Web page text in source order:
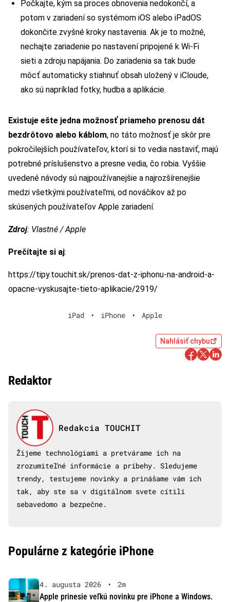
Počkajte, kým sa proces obnovenia nedokončí, a
potom v zariadení so systémom iOS alebo iPadOS
dokončite zvyšné kroky nastavenia. Ak je to možné,
nechajte zariadenie po nastavení pripojené k Wi-Fi
sieti a zdroju napájania. Do zariadenia sa tak bude
môcť automaticky stiahnuť obsah uložený v iCloude,
ako sú napríklad fotky, hudba a aplikácie.
Existuje ešte jedna možnosť priameho prenosu dát
bezdrôtovo alebo káblom, no táto možnosť je skôr pre
pokročilejších používateľov, ktorí si to vedia nastaviť, majú
potrebné príslušenstvo a presne vedia, čo robia. Vyššie
uvedené návody sú najpoužívanejšie a najrozšírenejšie
medzi všetkými používateľmi, od nováčikov až po
skúsených používateľov Apple zariadení.
Zdroj: Vlastné / Apple
Prečítajte si aj:
https://tipy.touchit.sk/prenos-dat-z-iphonu-na-android-a-
opacne-vyskusajte-tieto-aplikacie/2919/
iPad • iPhone • Apple
Nahlásiť chybu
Redaktor
Redakcia TOUCHIT
Žijeme technológiami a pretvárame ich na
zrozumiteľné informácie a príbehy. Sledujeme
trendy, testujeme novinky a prinášame vám ich
tak, aby ste sa v digitálnom svete cítili
sebavedomo a bezpečne.
Populárne z kategórie iPhone
4. augusta 2026 •
2m
Apple prinesie veľkú novinku pre iPhone a Windows.